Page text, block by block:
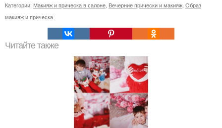
Категории: Макияж и прическа в салоне Вечерние прически и макияж Образ
макияж и прическа
Читайте также